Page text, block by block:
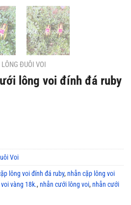
ĐUÔI VOI
lông voi đính đá ruby
Voi
lông voi đính đá ruby, nhẫn cặp lông voi
vàng 18k., nhẫn cưới lông voi, nhẫn cưới